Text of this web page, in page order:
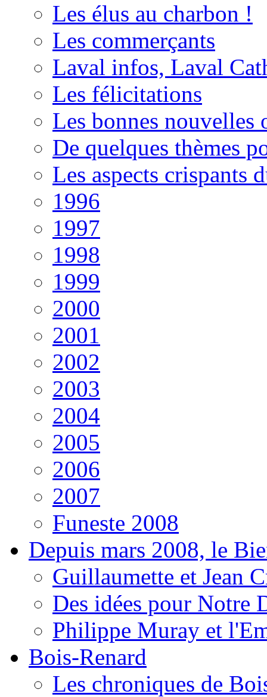
Les élus au charbon !
Les commerçants
Laval infos, Laval
Les félicitations
Les bonnes nouvelles
De quelques thèmes
Les aspects crispants
1996
1997
1998
1999
2000
2001
2002
2003
2004
2005
2006
2007
Funeste 2008
Depuis mars 2008, le
Guillaumette et Jean
Des idées pour Notre
Philippe Muray et
Bois-Renard
Les chroniques de